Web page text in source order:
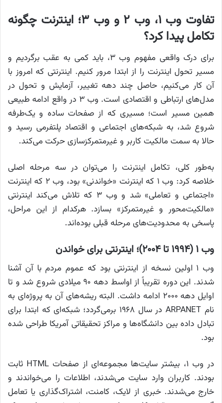
تفاوت وب ۱، وب ۲ و وب ۳؛ اینترنت چگونه
تکامل پیدا کرد؟
برای درک واقعی مفهوم وب ۳، باید کمی به عقب برگردیم و
مسیر تحول اینترنت را از ابتدا مرور کنیم. اینترنتی که امروز با
آن کار می‌کنیم، حاصل چند دهه تغییر، آزمایش و تحول در
مدل‌های ارتباطی و اقتصادی است. وب ۳ در واقع ادامه طبیعی
همین مسیر است؛ مسیری که از صفحات ساده و یک‌طرفه
شروع شد، به شبکه‌های اجتماعی و اقتصاد پلتفرمی رسید و
حالا به سمت مالکیت کاربر و غیرمتمرکزسازی حرکت می‌کند.
به‌طور کلی، تکامل اینترنت را می‌توان در سه مرحله اصلی
خلاصه کرد: وب ۱ که اینترنت «خواندنی» بود، وب ۲ که اینترنت
«اجتماعی و تعاملی» شد و وب ۳ که تلاش می‌کند اینترنتی
«مالکیت‌محور و غیرمتمرکز» بسازد. هرکدام از این مراحل،
پاسخی به محدودیت‌های مرحله قبلی بوده‌اند.
وب ۱ (۱۹۹۴ تا ۲۰۰۴)؛ اینترنتی برای خواندن
وب ۱ اولین نسخه از اینترنتی بود که عموم مردم با آن آشنا
شدند. این دوره تقریباً از اواسط دهه ۹۰ میلادی شروع شد و تا
اوایل دهه ۲۰۰۰ ادامه داشت. البته ریشه‌های آن به پروژه‌ای به
نام ARPANET در سال ۱۹۶۸ برمی‌گردد؛ شبکه‌ای که ابتدا برای
تبادل داده بین دانشگاه‌ها و مراکز تحقیقاتی آمریکا طراحی شده
بود.
در وب ۱، بیشتر سایت‌ها مجموعه‌ای از صفحات HTML ثابت
بودند. کاربران وارد سایت می‌شدند، اطلاعات را می‌خواندند و
خارج می‌شدند. خبری از لایک، کامنت، اشتراک‌گذاری یا تعامل